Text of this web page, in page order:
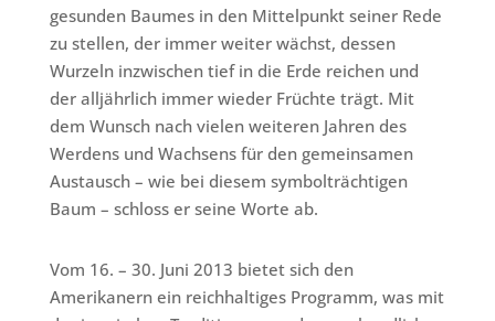
gesunden Baumes in den Mittelpunkt seiner Rede
zu stellen, der immer weiter wächst, dessen
Wurzeln inzwischen tief in die Erde reichen und
der alljährlich immer wieder Früchte trägt. Mit
dem Wunsch nach vielen weiteren Jahren des
Werdens und Wachsens für den gemeinsamen
Austausch – wie bei diesem symbolträchtigen
Baum – schloss er seine Worte ab.
Vom 16. – 30. Juni 2013 bietet sich den
Amerikanern ein reichhaltiges Programm, was mit